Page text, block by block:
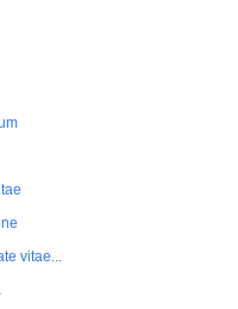
vitae...